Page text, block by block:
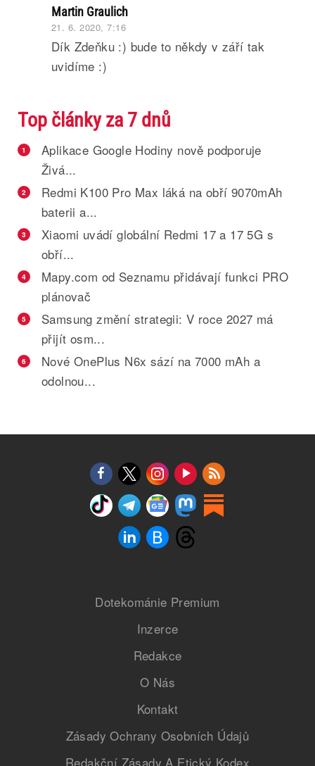
Martin Graulich
21. 6. 2020, 7:16
Dík Zdeňku :) bude to někdy v září tak
uvidíme :)
Top články za 7 dnů
1
Aplikace Google Hodiny nově podporuje
Živá...
2
Redmi K100 Pro Max láká na obří 9070mAh
baterii a...
3
Xiaomi uvádí globální Redmi 17 a 17 5G s
obří...
4
Mapy.com od Seznamu přidávají funkci PRO
plánovač
5
Samsung změní strategii: V roce 2027 má
přijít osm...
6
Nové OnePlus N6x sází na 7000 mAh a
odolnou...
Dotekománie Premium
Inzerce
Redakce
O Nás
Kontakt
Zásady Ochrany Osobních Údajů
Redakční Zásady A Etický Kodex